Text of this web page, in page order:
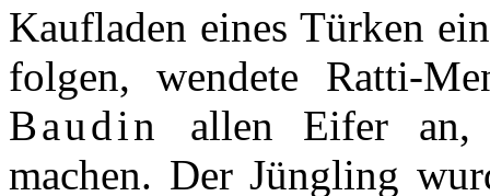
Kaufladen eines Türken
folgen, wendete Ratti-
Baudin
allen Eifer an,
machen. Der Jüngling